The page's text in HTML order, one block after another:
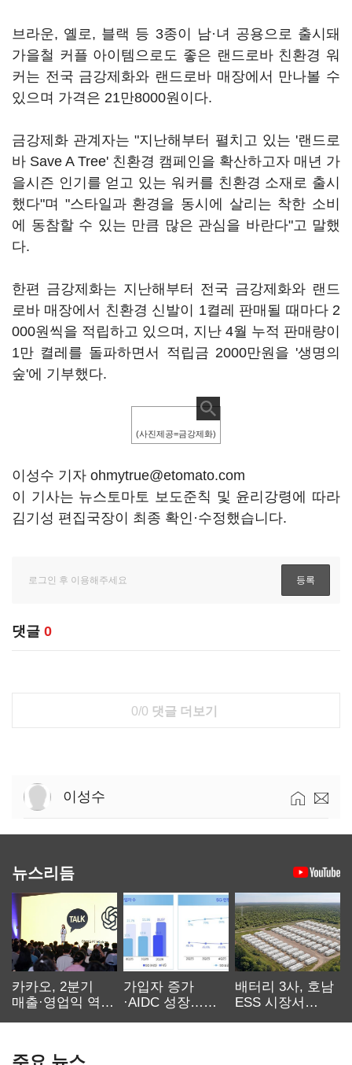
브라운, 옐로, 블랙 등 3종이 남·녀 공용으로 출시돼
가을철 커플 아이템으로도 좋은 랜드로바 친환경 워
커는 전국 금강제화와 랜드로바 매장에서 만나볼 수
있으며 가격은 21만8000원이다.
금강제화 관계자는 "지난해부터 펼치고 있는 '랜드로
바 Save A Tree' 친환경 캠페인을 확산하고자 매년 가
을시즌 인기를 얻고 있는 워커를 친환경 소재로 출시
했다"며 "스타일과 환경을 동시에 살리는 착한 소비
에 동참할 수 있는 만큼 많은 관심을 바란다"고 말했
다.
한편 금강제화는 지난해부터 전국 금강제화와 랜드
로바 매장에서 친환경 신발이 1켤레 판매될 때마다 2
000원씩을 적립하고 있으며, 지난 4월 누적 판매량이
1만 켤레를 돌파하면서 적립금 2000만원을 '생명의
숲'에 기부했다.
(사진제공=금강제화)
이성수 기자 ohmytrue@etomato.com
이 기사는 뉴스토마토 보도준칙 및 윤리강령에 따라
김기성 편집국장이 최종 확인·수정했습니다.
댓글 0
0/0 댓글 더보기
이성수
뉴스리듬
카카오, 2분기
매출·영업익 역대
가입자 증가
·AIDC 성장…
배터리 3사, 호남
ESS 시장서